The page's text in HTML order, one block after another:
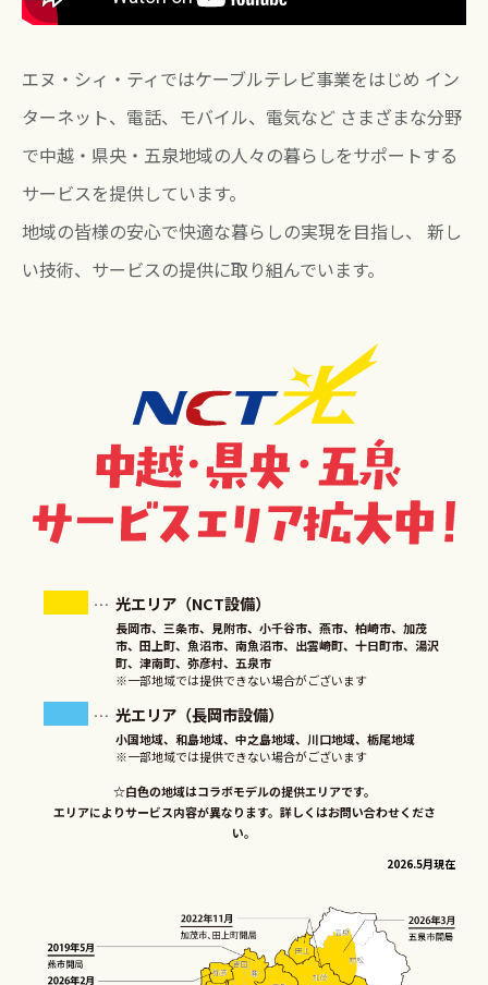
エヌ・シィ・ティではケーブルテレビ事業をはじめ イン
ターネット、電話、モバイル、電気など さまざまな分野
で中越・県央・五泉地域の人々の暮らしをサポートする
サービスを提供しています。
地域の皆様の安心で快適な暮らしの実現を目指し、
新し
い技術、サービスの提供に取り組んでいます。
光エリア（NCT設備）
長岡市、三条市、見附市、小千谷市、燕市、柏崎市、加茂
市、田上町、魚沼市、南魚沼市、出雲崎町、十日町市、湯沢
町、津南町、弥彦村、五泉市
※一部地域では提供できない場合がございます
光エリア（長岡市設備）
小国地域、和島地域、中之島地域、川口地域、栃尾地域
※一部地域では提供できない場合がございます
☆白色の地域はコラボモデルの提供エリアです。
エリアによりサービス内容が異なります。詳しくはお問い合わせくださ
い。
2026.5月現在